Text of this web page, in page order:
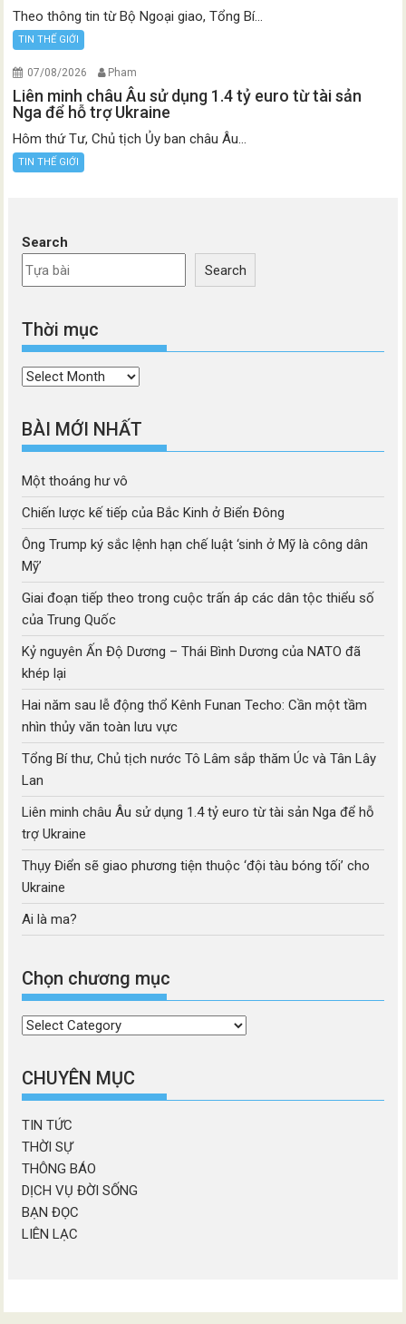
Theo thông tin từ Bộ Ngoại giao, Tổng Bí...
TIN THẾ GIỚI
07/08/2026 Pham
Liên minh châu Âu sử dụng 1.4 tỷ euro từ tài sản
Nga để hỗ trợ Ukraine
Hôm thứ Tư, Chủ tịch Ủy ban châu Âu...
TIN THẾ GIỚI
Search
Search
Thời mục
Thời
BÀI MỚI NHẤT
Một thoáng hư vô
Chiến lược kế tiếp của Bắc Kinh ở Biển Đông
Ông Trump ký sắc lệnh hạn chế luật ‘sinh ở Mỹ là công dân
Mỹ’
Giai đoạn tiếp theo trong cuộc trấn áp các dân tộc thiểu số
của Trung Quốc
Kỷ nguyên Ấn Độ Dương – Thái Bình Dương của NATO đã
khép lại
Hai năm sau lễ động thổ Kênh Funan Techo: Cần một tầm
nhìn thủy văn toàn lưu vực
Tổng Bí thư, Chủ tịch nước Tô Lâm sắp thăm Úc và Tân Lây
Lan
Liên minh châu Âu sử dụng 1.4 tỷ euro từ tài sản Nga để hỗ
trợ Ukraine
Thụy Điển sẽ giao phương tiện thuộc ‘đội tàu bóng tối’ cho
Ukraine
Ai là ma?
Chọn chương mục
Chọn
mục
CHUYÊN MỤC
TIN TỨC
THỜI SỰ
THÔNG BÁO
DỊCH VỤ ĐỜI SỐNG
BẠN ĐỌC
LIÊN LẠC